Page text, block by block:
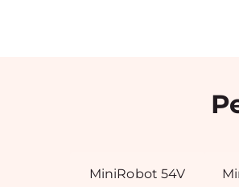
MiniRobot 54V